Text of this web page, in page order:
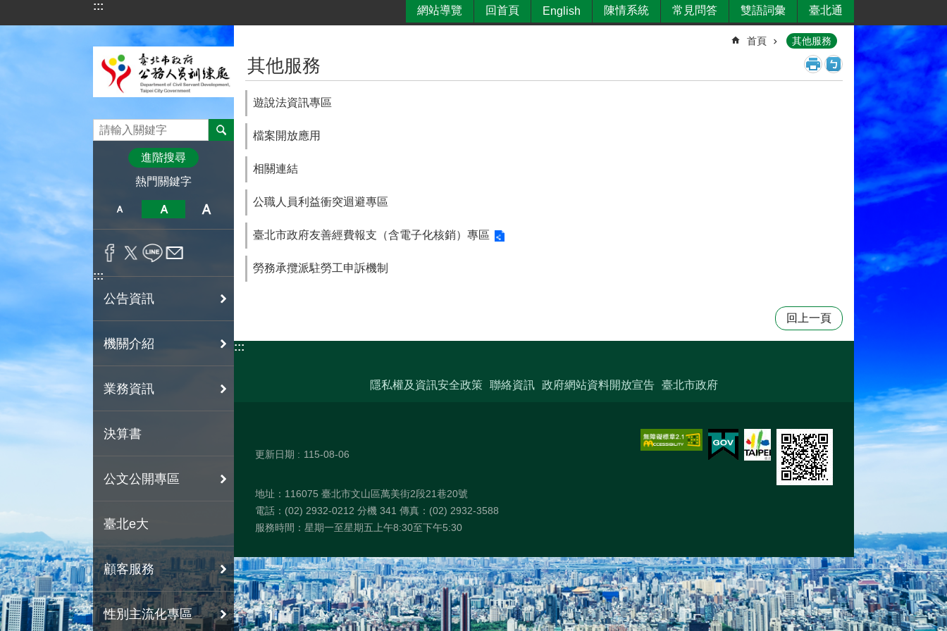
跳到主要內容區塊
::: 網站導覽 回首頁 English 陳情系統 常見問答 雙語詞彙 臺北通
進階搜尋
熱門關鍵字
:::
公告資訊
機關介紹
業務資訊
決算書
公文公開專區
臺北e大
顧客服務
性別主流化專區
首頁 其他服務
其他服務
遊說法資訊專區
檔案開放應用
相關連結
公職人員利益衝突迴避專區
臺北市政府友善經費報支（含電子化核銷）專區
勞務承攬派駐勞工申訴機制
回上一頁
:::
隱私權及資訊安全政策 聯絡資訊 政府網站資料開放宣告 臺北市政府
更新日期 115-08-06
地址：116075 臺北市文山區萬美街2段21巷20號
電話：(02) 2932-0212 分機 341 傳真：(02) 2932-3588
服務時間：星期一至星期五上午8:30至下午5:30